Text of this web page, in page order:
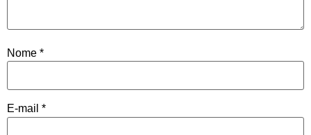
Nome *
E-mail *